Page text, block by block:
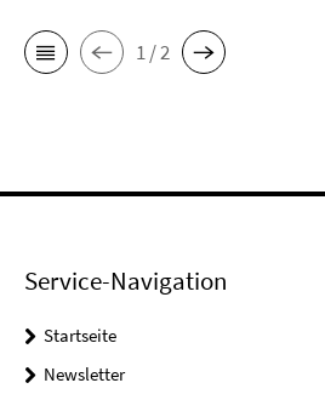
1 / 2
Service-Navigation
Startseite
Newsletter